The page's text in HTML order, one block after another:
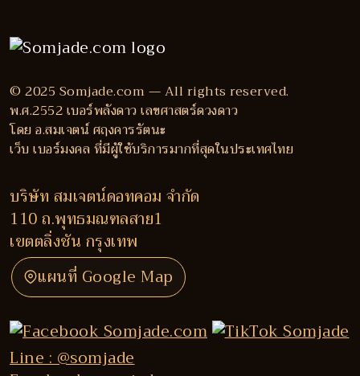
© 2025 Somjade.com — All rights reserved.
พ.ศ.2552 เบอร์พลังดาว เลขศาสตร์ดวงดาว
โดย อ.สมเจตน์ ศฤงคารรัตนะ
เว็บ เบอร์มงคล ที่มีผู้ใช้บริการมากที่สุดในประเทศไทย
บริษัท สมเจตน์ดอทคอม จำกัด
110 ถ.พุทธมณฑลสาย1
เขตตลิ่งชัน กรุงเทพ
แผนที่ Google Map
Line : @somjade